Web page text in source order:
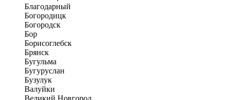
Благодарный
Богородицк
Богородск
Бор
Борисоглебск
Брянск
Бугульма
Бугуруслан
Бузулук
Валуйки
Великий Новгород